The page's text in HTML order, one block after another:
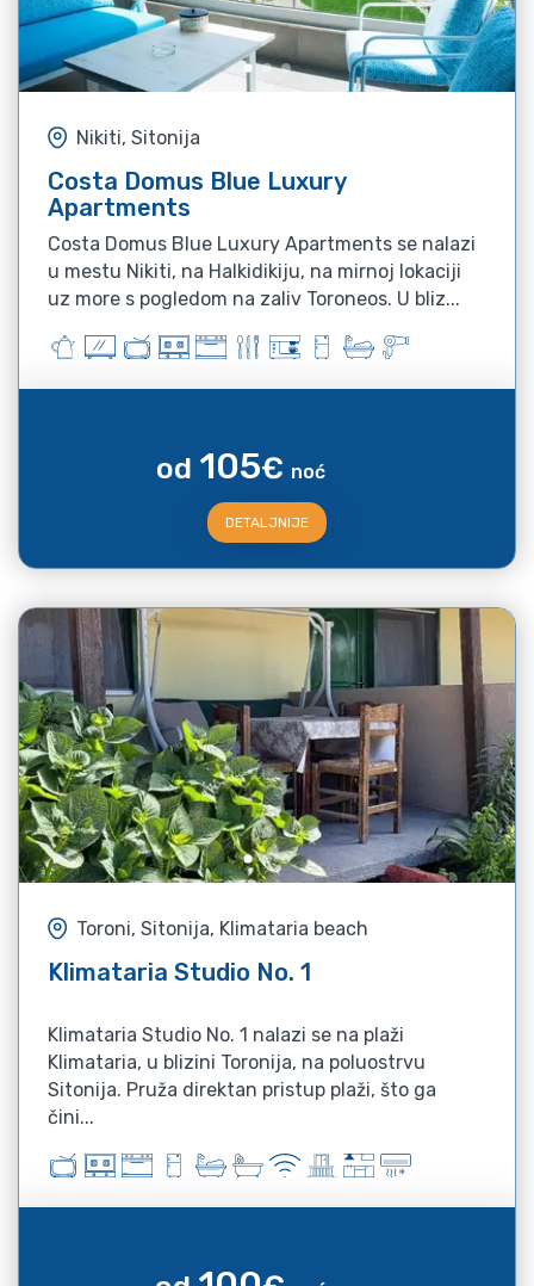
Nikiti, Sitonija
Costa Domus Blue Luxury
Apartments
Costa Domus Blue Luxury Apartments se nalazi
u mestu Nikiti, na Halkidikiju, na mirnoj lokaciji
uz more s pogledom na zaliv Toroneos. U bliz...
od 105€ noć
DETALJNIJE
Toroni, Sitonija, Klimataria beach
Klimataria Studio No. 1
Klimataria Studio No. 1 nalazi se na plaži
Klimataria, u blizini Toronija, na poluostrvu
Sitonija. Pruža direktan pristup plaži, što ga
čini...